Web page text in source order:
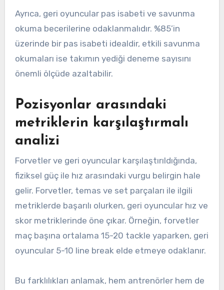
Ayrıca, geri oyuncular pas isabeti ve savunma
okuma becerilerine odaklanmalıdır. %85’in
üzerinde bir pas isabeti idealdir, etkili savunma
okumaları ise takımın yediği deneme sayısını
önemli ölçüde azaltabilir.
Pozisyonlar arasındaki
metriklerin karşılaştırmalı
analizi
Forvetler ve geri oyuncular karşılaştırıldığında,
fiziksel güç ile hız arasındaki vurgu belirgin hale
gelir. Forvetler, temas ve set parçaları ile ilgili
metriklerde başarılı olurken, geri oyuncular hız ve
skor metriklerinde öne çıkar. Örneğin, forvetler
maç başına ortalama 15-20 tackle yaparken, geri
oyuncular 5-10 line break elde etmeye odaklanır.
Bu farklılıkları anlamak, hem antrenörler hem de